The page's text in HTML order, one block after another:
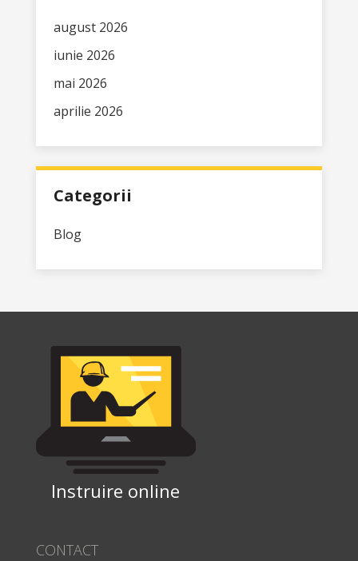
august 2026
iunie 2026
mai 2026
aprilie 2026
Categorii
Blog
Instruire online
CONTACT